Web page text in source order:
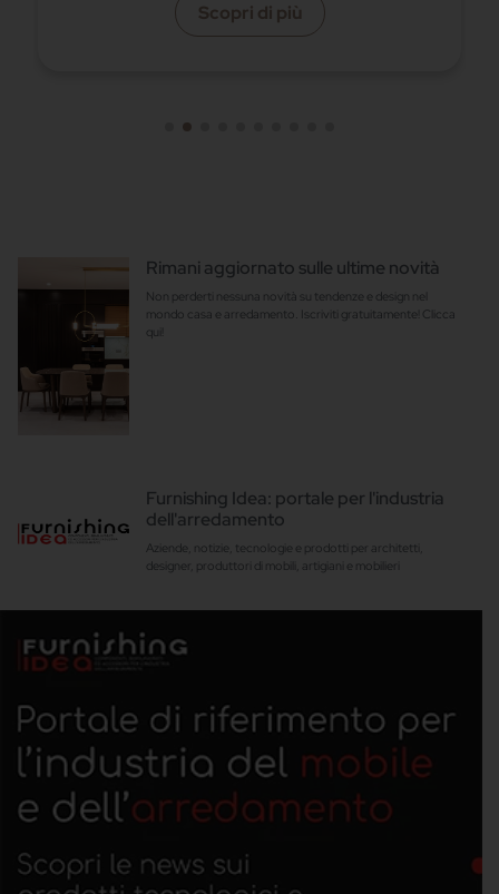
Scopri di più
Rimani aggiornato sulle ultime novità
Non perderti nessuna novità su tendenze e design nel
mondo casa e arredamento. Iscriviti gratuitamente! Clicca
qui!
Furnishing Idea: portale per l'industria
dell'arredamento
Aziende, notizie, tecnologie e prodotti per architetti,
designer, produttori di mobili, artigiani e mobilieri